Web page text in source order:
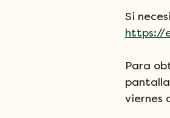
Si
https://
Para
viernes